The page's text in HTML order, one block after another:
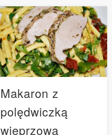
Makaron z
polędwiczką
wieprzową